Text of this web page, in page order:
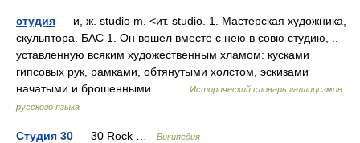
студия — и, ж. studio m. <ит. studio. 1. Мастерская художника,
скульптора. БАС 1. Он вошел вместе с нею в совю студию, ..
уставленную всяким художественным хламом: кусками
гипсовых рук, рамками, обтянутыми холстом, эскизами
начатыми и брошенными.… …
Исторический словарь галлицизмов
русского языка
Студия 30 — 30 Rock … Википедия